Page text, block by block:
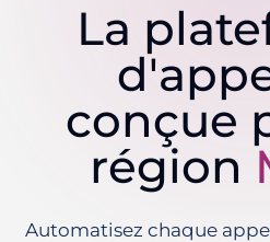
La
conçue
région
Automatisez chaque